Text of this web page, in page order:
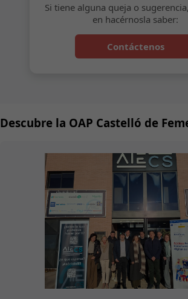
Si tiene alguna queja o
en hacérnosla saber:
Contáctenos
Descubre la OAP Castelló de